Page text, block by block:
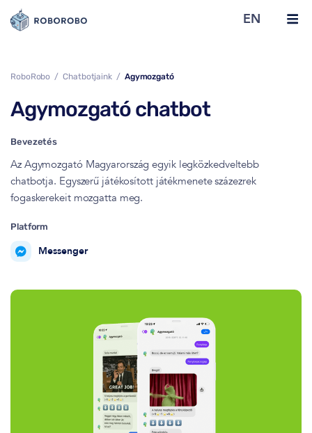
EN
RoboRobo Chatbotjaink Agymozgató
Agymozgató chatbot
Bevezetés
Az Agymozgató Magyarország egyik legközkedveltebb
chatbotja. Egyszerű játékosított játékmenete százezrek
fogaskerekeit mozgatta meg.
Platform
Messenger